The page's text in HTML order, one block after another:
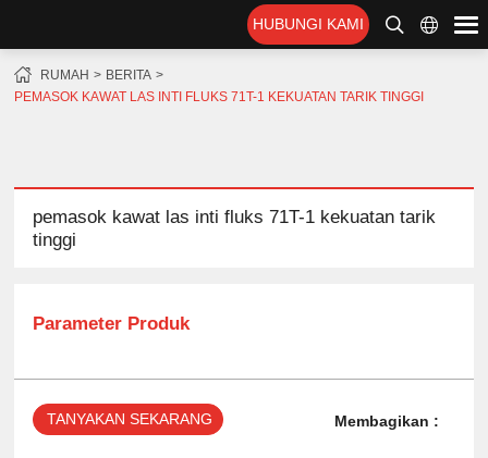
HUBUNGI KAMI
RUMAH
BERITA
PEMASOK KAWAT LAS INTI FLUKS 71T-1 KEKUATAN TARIK TINGGI
pemasok kawat las inti fluks 71T-1 kekuatan tarik
tinggi
Parameter Produk
TANYAKAN SEKARANG Membagikan :